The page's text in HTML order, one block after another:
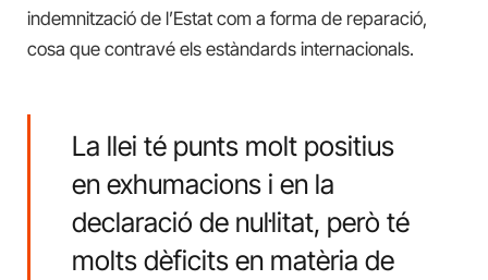
indemnització de l’Estat com a forma de reparació,
cosa que contravé els estàndards internacionals.
La llei té punts molt positius
en exhumacions i en la
declaració de nul·litat, però té
molts dèficits en matèria de